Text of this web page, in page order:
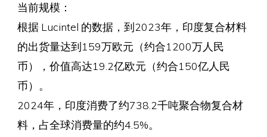
当前规模：
根据 Lucintel 的数据，到2023年，印度复合材料
的出货量达到159万欧元（约合1200万人民
币），价值高达19.2亿欧元（约合150亿人民
币）。
2024年，印度消费了约738.2千吨聚合物复合材
料，占全球消费量的约4.5%。